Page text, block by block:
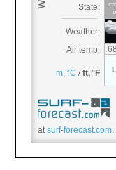
atsurf-forecast.com.